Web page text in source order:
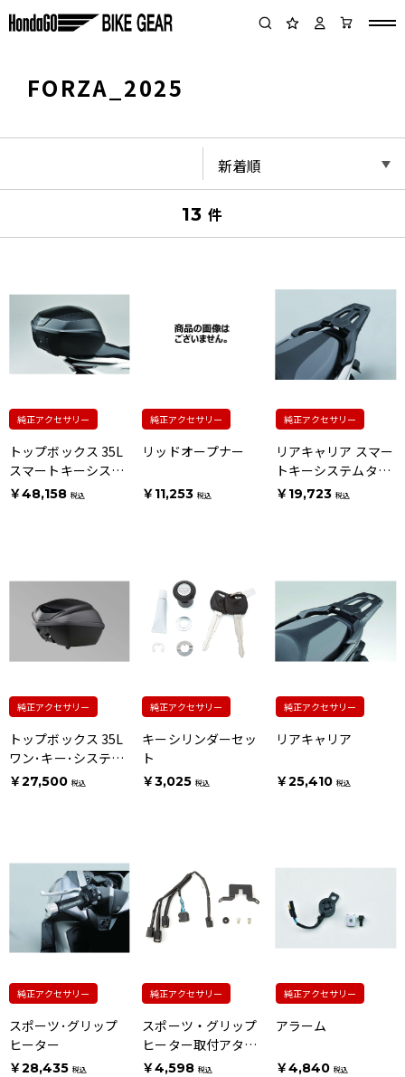
FORZA_2025
13 件
純正アクセサリー
トップボックス 35L
スマートキーシステ
ムタイプ
￥48,158 税込
純正アクセサリー
リッドオープナー
￥11,253 税込
純正アクセサリー
リアキャリア スマー
トキーシステムタイ
プ用
￥19,723 税込
純正アクセサリー
トップボックス 35L
ワン･キー･システム
タイプ
￥27,500 税込
純正アクセサリー
キーシリンダーセッ
ト
￥3,025 税込
純正アクセサリー
リアキャリア
￥25,410 税込
純正アクセサリー
スポーツ･グリップ
ヒーター
￥28,435 税込
純正アクセサリー
スポーツ・グリップ
ヒーター取付アタッ
チメント
￥4,598 税込
純正アクセサリー
アラーム
￥4,840 税込